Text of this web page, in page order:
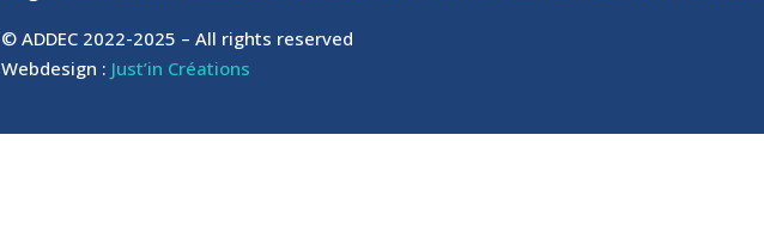
© ADDEC 2022-2025 – All rights reserved
Webdesign : Just’in Créations